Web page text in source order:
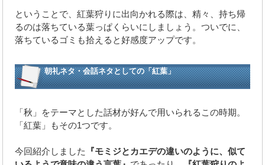
ということで、紅葉狩りに出向かれる際は、精々、持ち帰
るのは落ちている葉っぱくらいにしましょう。ついでに、
落ちているゴミも拾えると好感度アップです。
朝礼ネタ・会話ネタとしての「紅葉」
「秋」をテーマとした話材が好んで用いられるこの時期。
「紅葉」もその1つです。
今回紹介しました
『モミジとカエデの違いのように、似て